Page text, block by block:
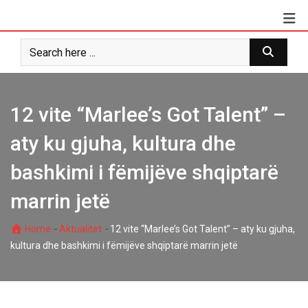
content
12 vite “Marlee’s Got Talent” –
aty ku gjuha, kultura dhe
bashkimi i fëmijëve shqiptarë
marrin jetë
Home - Aktualitet- 12 vite “Marlee’s Got Talent” – aty ku gjuha,
kultura dhe bashkimi i fëmijëve shqiptarë marrin jetë